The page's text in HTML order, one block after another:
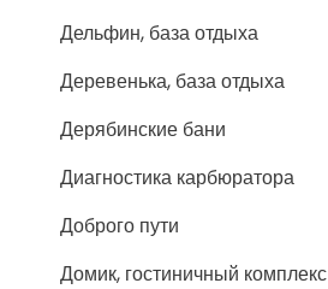
Дельфин, база отдыха
Деревенька, база отдыха
Дерябинские бани
Диагностика карбюратора
Доброго пути
Домик, гостиничный комплекс